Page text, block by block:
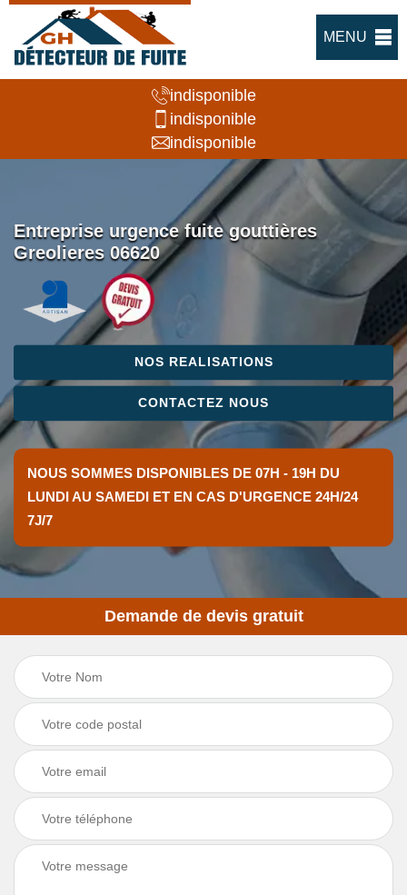
MENU
indisponible
indisponible
indisponible
Entreprise urgence fuite gouttières
Greolieres 06620
NOS REALISATIONS
CONTACTEZ NOUS
NOUS SOMMES DISPONIBLES DE 07H - 19H DU
LUNDI AU SAMEDI ET EN CAS D'URGENCE 24H/24
7J/7
Demande de devis gratuit